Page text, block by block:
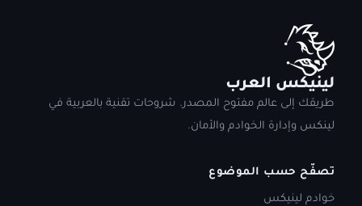
لينيكس العرب
طريقك إلى عالم مفتوح المصدر. شروحات تقنية بالعربية في
لينكس وإدارة الخوادم والأمان.
تصفّح حسب الموضوع
خوادم لينيكس